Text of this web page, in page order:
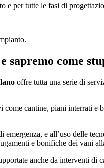
e per tutte le fasi di
sapremo come
offre tutta una serie di
cantine, piani interrati e
e all’uso delle
e bonifiche dei vani
anche da interventi di